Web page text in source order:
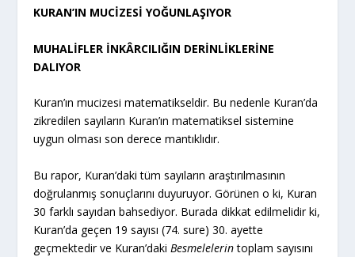
KURAN’IN MUCİZESİ YOĞUNLAŞIYOR
MUHALİFLER İNKÂRCILIĞIN DERİNLİKLERİNE
DALIYOR
Kuran’ın mucizesi matematikseldir. Bu nedenle Kuran’da
zikredilen sayıların Kuran’ın matematiksel sistemine
uygun olması son derece mantıklıdır.
Bu rapor, Kuran’daki tüm sayıların araştırılmasının
doğrulanmış sonuçlarını duyuruyor. Görünen o ki, Kuran
30 farklı sayıdan bahsediyor. Burada dikkat edilmelidir ki,
Kuran’da geçen 19 sayısı (74. sure) 30. ayette
geçmektedir ve Kuran’daki Besmelelerintoplam sayısını